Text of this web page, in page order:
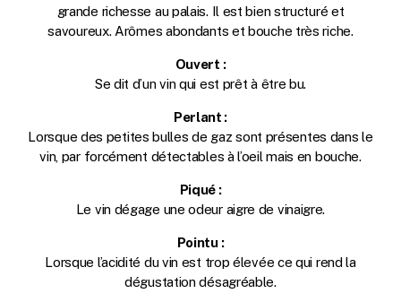
grande richesse au palais. Il est bien structuré et
savoureux. Arômes abondants et bouche très riche.
Ouvert :
Se dit d’un vin qui est prêt à être bu.
Perlant :
Lorsque des petites bulles de gaz sont présentes dans le
vin, par forcément détectables à l’oeil mais en bouche.
Piqué :
Le vin dégage une odeur aigre de vinaigre.
Pointu :
Lorsque l’acidité du vin est trop élevée ce qui rend la
dégustation désagréable.